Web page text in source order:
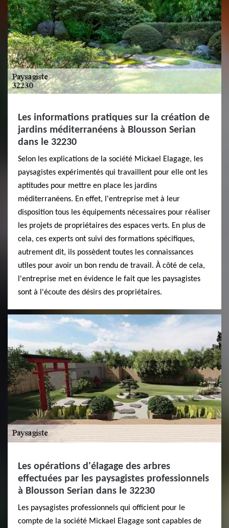
Les informations pratiques sur la création de
jardins méditerranéens à Blousson Serian
dans le 32230
Selon les explications de la société Mickael Elagage, les
paysagistes expérimentés qui travaillent pour elle ont les
aptitudes pour mettre en place les jardins
méditerranéens. En effet, l'entreprise met à leur
disposition tous les équipements nécessaires pour réaliser
les projets de propriétaires des espaces verts. En plus de
cela, ces experts ont suivi des formations spécifiques,
autrement dit, ils possèdent toutes les connaissances
utiles pour avoir un bon rendu de travail. À côté de cela,
l'entreprise met en évidence le fait que les paysagistes
sont à l'écoute des désirs des propriétaires.
Les opérations d'élagage des arbres
effectuées par les paysagistes professionnels
à Blousson Serian dans le 32230
Les paysagistes professionnels qui officient pour le
compte de la société Mickael Elagage sont capables de